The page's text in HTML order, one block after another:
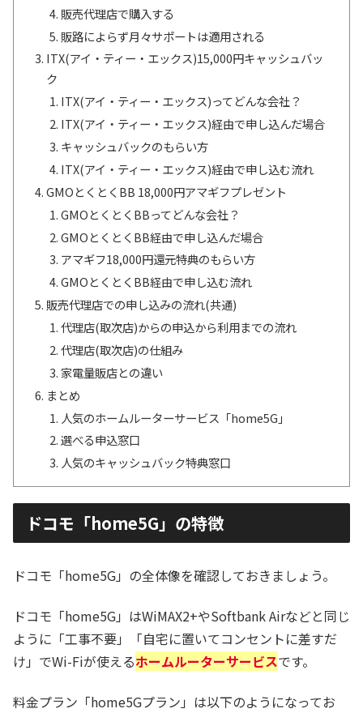
販売代理店で購入する
販路によらず月々サポートは適用される
ITX(アイ・ティー・エックス)15,000円キャッシュバッ
ク
ITX(アイ・ティー・エックス)ってどんな会社？
ITX(アイ・ティー・エックス)経由で申し込んだ場合
キャッシュバックのもらい方
ITX(アイ・ティー・エックス)経由で申し込む流れ
GMOとくとくBB 18,000円アマギフプレゼント
GMOとくとくBBってどんな会社？
GMOとくとくBB経由で申し込んだ場合
アマギフ18,000円還元特典のもらい方
GMOとくとくBB経由で申し込む流れ
販売代理店での申し込みの流れ(共通)
代理店(取次店)からの申込から利用までの流れ
代理店(取次店)の仕組み
家電量販店との違い
まとめ
人気のホームルーターサービス「home5G」
選べる申込窓口
人気のキャッシュバック特典窓口
ドコモ「home5G」の特徴
ドコモ「home5G」の全体像を確認しておきましょう。
ドコモ「home5G」はWiMAX2+やSoftbank Airなどと同じ
ように「工事不要」「自宅に置いてコンセントに差すだ
け」でWi-Fiが使えるホームルーターサービスです。
料金プラン「home5Gプラン」は以下のようになってお